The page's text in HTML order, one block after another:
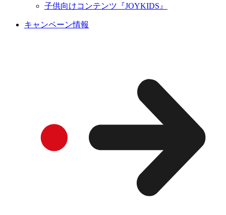
子供向けコンテンツ『JOYKIDS』
キャンペーン情報